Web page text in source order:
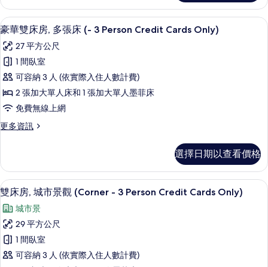
Credit
Cards
Only)
的
所
有
相
片
雙
床
房
3
Person
Credit
Cards
Only)
的
詳
情
顯
示
豪
華
雙
床
多
床
(-
3
Person
Credit
Cards
Only)
的
豪華雙床房, 多張床 (- 3 Person
10
豪華雙床房, 多張床 (- 3 Person Credit Cards Only)
27 平方公尺
1 間臥室
可容納 3 人 (依實際入住人數計費)
2 張加大單人床和 1 張加大單人墨菲床
免費無線上網
更多資訊
更
雙
床
房,
張
床
(-
3
Person
選擇日期以查看價格
顯
示
雙
床
房,
雙床房, 城市景觀 (Corner - 3 Person
13
雙床房, 城市景觀 (Corner - 3 Person Credit Cards Only)
城市景
29 平方公尺
1 間臥室
可容納 3 人 (依實際入住人數計費)